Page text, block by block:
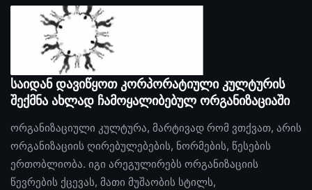
საიდან დავიწყოთ კორპორატიული კულტურის
შექმნა ახლად ჩამოყალიბებულ ორგანიზაციაში
ორგანიზაციული კულტურა, მარტივად რომ ვთქვათ, არის
ორგანიზაციის ღირებულებების, ნორმების, წესების
ერთობლიობა. იგი არეგულირებს ორგანიზაციის
წევრების ქცევას, მათი მუშაობის სტილს,